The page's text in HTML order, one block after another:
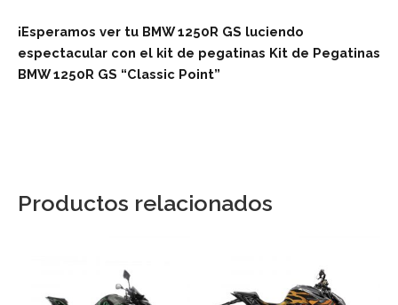
¡Esperamos ver tu BMW 1250R GS luciendo
espectacular con el kit de pegatinas Kit de Pegatinas
BMW 1250R GS “Classic Point”
Productos relacionados